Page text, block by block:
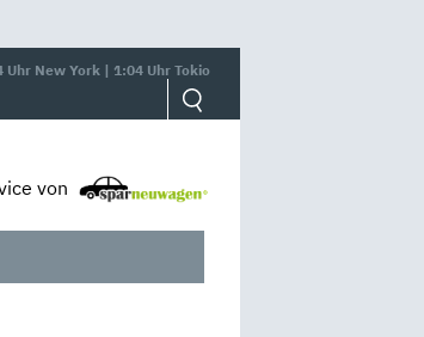
New York | 1:04 Uhr Tokio
von